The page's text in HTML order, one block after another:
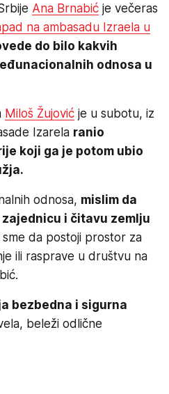
Ana Brnabić je večeras
na ambasadu Izraela u
do bilo kakvih
odnosa u
Miloš Žujović je u subotu, iz
Izarela ranio
koji ga je potom ubio
odnosa, mislim da
i čitavu zemlju
sme da postoji prostor za
ili rasprave u društvu na
bezbedna i sigurna
beleži odlične